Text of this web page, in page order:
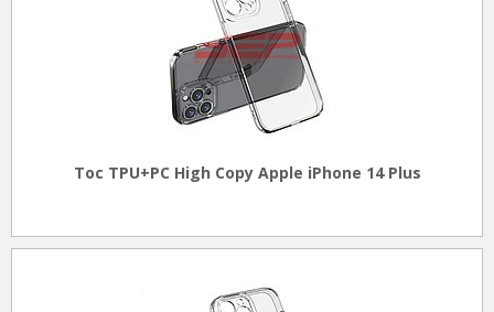
Toc TPU+PC High Copy Apple iPhone 14 Plus